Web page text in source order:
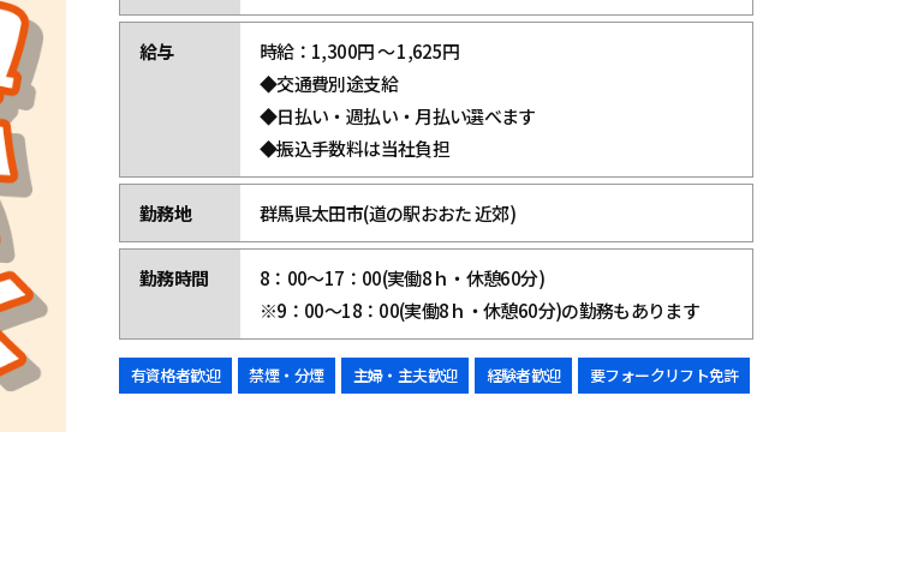
給与
時給：1,300円 ～ 1,625円
◆交通費別途支給
◆日払い・週払い・月払い選べます
◆振込手数料は当社負担
勤務地 群馬県太田市(道の駅おおた 近郊)
勤務時間
8：00～17：00(実働8ｈ・休憩60分)
※9：00～18：00(実働8ｈ・休憩60分)の勤務もあります
有資格者歓迎 禁煙・分煙 主婦・主夫歓迎 経験者歓迎 要フォークリフト免許